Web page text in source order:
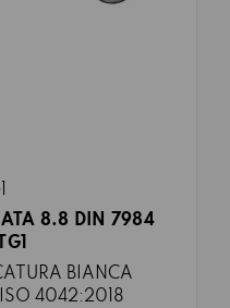
8.8 DIN 7984
BIANCA
4042:2018